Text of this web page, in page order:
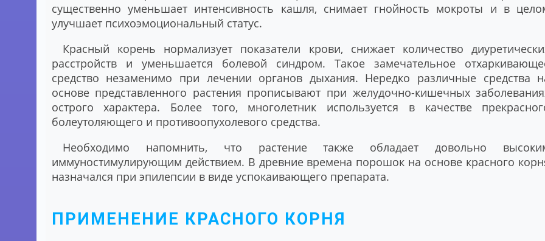
существенно уменьшает интенсивность кашля, снимает гнойность мокроты и в
улучшает психоэмоциональный статус.
Красный корень нормализует показатели крови, снижает количество
расстройств и уменьшается болевой синдром. Такое замечательное
средство незаменимо при лечении органов дыхания. Нередко различные средства
основе представленного растения прописывают при желудочно-кишечных
острого характера. Более того, многолетник используется в качестве
болеутоляющего и противоопухолевого средства.
Необходимо напомнить, что растение также обладает довольно
иммуностимулирующим действием. В древние времена порошок на основе красного
назначался при эпилепсии в виде успокаивающего препарата.
ПРИМЕНЕНИЕ КРАСНОГО КОРНЯ